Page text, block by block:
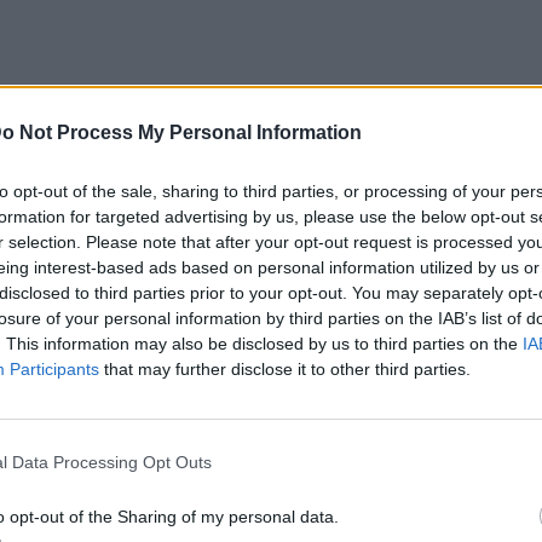
Not Process My Personal Information
opt-out of the sale, sharing to third parties, or processing of your
for targeted advertising by us, please use the below opt-out
selection. Please note that after your opt-out request is processed
interest-based ads based on personal information utilized by us
to third parties prior to your opt-out. You may separately
of your personal information by third parties on the IAB’s list of
This information may also be disclosed by us to third parties on the
Participants that may further disclose it to other third parties.
Data Processing Opt Outs
opt-out of the Sharing of my personal data.
της νέας φάσης», αναφέρει.
πίσω τους τα παιδικά χρόνια, και
παγώσει στον χρόνο».
των παιδιών που φεύγουν από το
σημαίνει απαραίτητα απομάκρυνση